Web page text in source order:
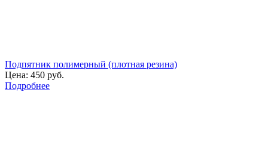
Подпятник полимерный (плотная резина)
Цена: 450 руб.
Подробнее